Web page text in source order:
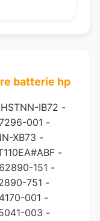
batterie hp
HSTNN-IB72 -
001 -
XB73 -
-
151 -
751 -
001 -
003 -